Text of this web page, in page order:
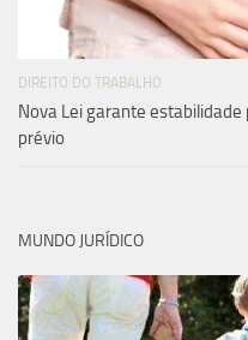
DIREITO DO TRABALHO
Nova Lei garante
prévio
MUNDO JURÍDICO